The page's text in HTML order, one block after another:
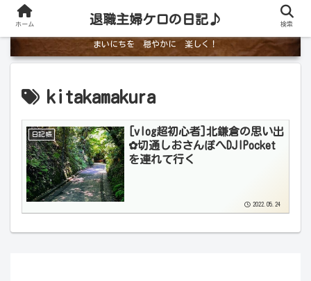
まいにちを 穏やかに 楽しく！
kitakamakura
日記帳
[vlog超初心者]北鎌倉の思い出
✿切通しおさんぽへDJIPocket
を連れて行く
2022.05.24
ホーム 退職主婦ケロの日記♪ 検索